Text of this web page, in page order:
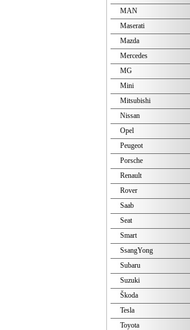
MAN
Maserati
Mazda
Mercedes
MG
Mini
Mitsubishi
Nissan
Opel
Peugeot
Porsche
Renault
Rover
Saab
Seat
Smart
SsangYong
Subaru
Suzuki
Škoda
Tesla
Toyota